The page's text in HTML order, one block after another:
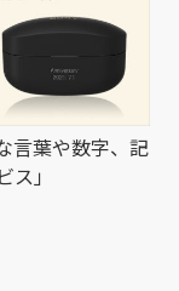
言葉や数字、記
」